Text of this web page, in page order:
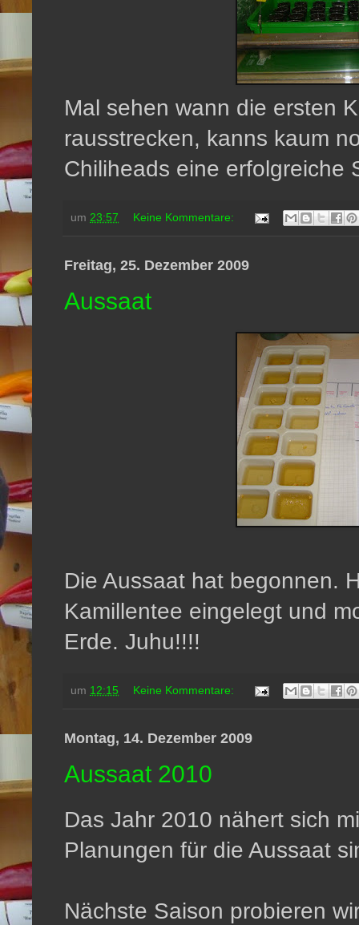
Mal sehen wann die ersten
rausstrecken, kanns kaum
Chiliheads eine erfolgreiche
um 23:57 Keine Kommentare:
Freitag, 25. Dezember 2009
Aussaat
Die Aussaat hat begonnen.
Kamillentee eingelegt und
Erde. Juhu!!!!
um 12:15 Keine Kommentare:
Montag, 14. Dezember 2009
Aussaat 2010
Das Jahr 2010 nähert sich
Planungen für die Aussaat
Nächste Saison probieren